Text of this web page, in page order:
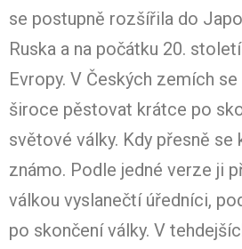
se postupně rozšířila do
Ruska a na počátku 20.
Evropy. V Českých zemích
široce pěstovat krátce po
světové války. Kdy přesně se
známo. Podle jedné verze ji
válkou vyslanečtí úředníci,
po skončení války. V